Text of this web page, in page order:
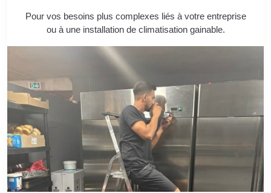
Pour vos besoins plus complexes liés à votre entreprise
ou à une installation de climatisation gainable.